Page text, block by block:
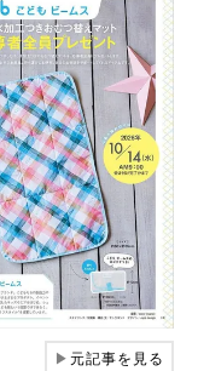
▶元記事を見る